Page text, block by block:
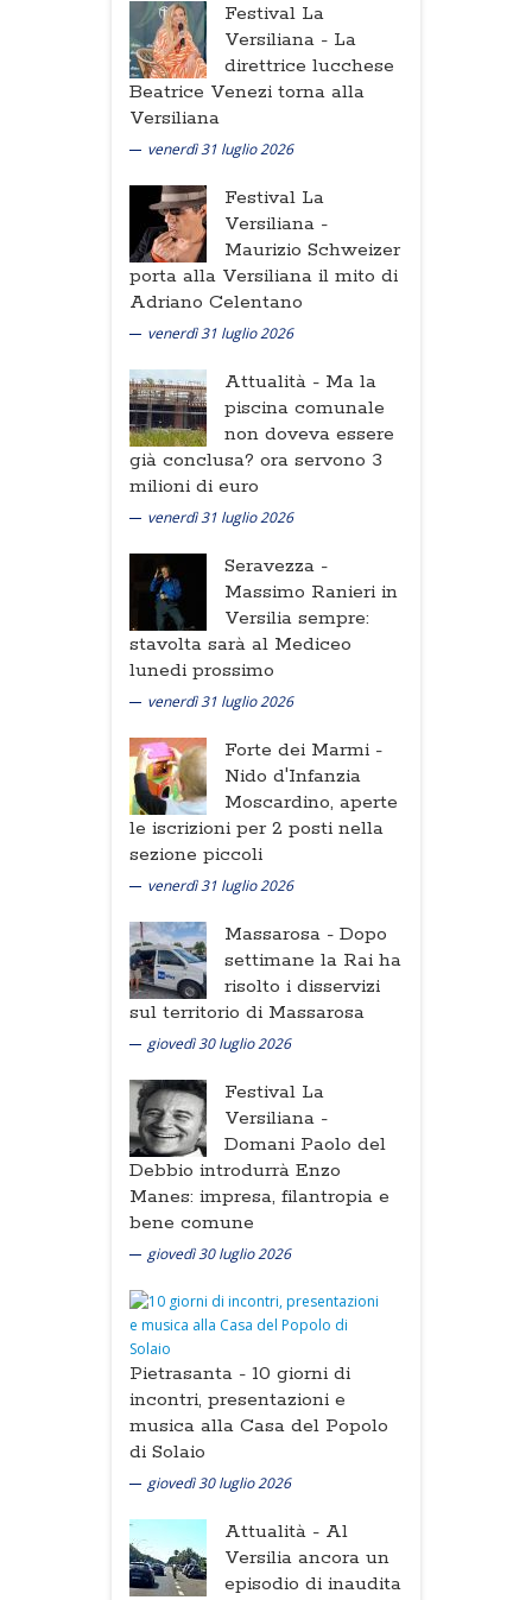
Festival La
Versiliana - La
direttrice lucchese
Beatrice Venezi torna alla
Versiliana
venerdì 31 luglio 2026
Festival La
Versiliana -
Maurizio Schweizer
porta alla Versiliana il mito di
Adriano Celentano
venerdì 31 luglio 2026
Attualità - Ma la
piscina comunale
non doveva essere
già conclusa? ora servono 3
milioni di euro
venerdì 31 luglio 2026
Seravezza -
Massimo Ranieri in
Versilia sempre:
stavolta sarà al Mediceo
lunedi prossimo
venerdì 31 luglio 2026
Forte dei Marmi -
Nido d'Infanzia
Moscardino, aperte
le iscrizioni per 2 posti nella
sezione piccoli
venerdì 31 luglio 2026
Massarosa - Dopo
settimane la Rai ha
risolto i disservizi
sul territorio di Massarosa
giovedì 30 luglio 2026
Festival La
Versiliana -
Domani Paolo del
Debbio introdurrà Enzo
Manes: impresa, filantropia e
bene comune
giovedì 30 luglio 2026
Pietrasanta - 10 giorni di
incontri, presentazioni e
musica alla Casa del Popolo
di Solaio
giovedì 30 luglio 2026
Attualità - Al
Versilia ancora un
episodio di inaudita